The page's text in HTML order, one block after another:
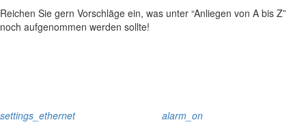
Reichen Sie gern Vorschläge ein, was unter “Anliegen von A bis Z”
noch aufgenommen werden sollte!
settings_ethernet alarm_on